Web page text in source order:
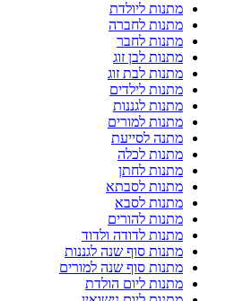
מתנות ליולדת
מתנות לחברה
מתנות לחבר
מתנות לבן זוג
מתנות לבת זוג
מתנות לילדים
מתנות לגננות
מתנות למורים
מתנה לסייעת
מתנות לכלה
מתנות לחתן
מתנות לסבתא
מתנות לסבא
מתנות להורים
מתנות לדודה ולדוד
מתנות סוף שנה לגננות
מתנות סוף שנה למורים
מתנות ליום הולדת